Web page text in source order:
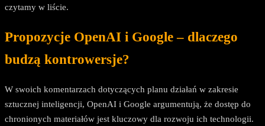
czytamy w liście.
Propozycje OpenAI i Google – dlaczego
budzą kontrowersje?
W swoich komentarzach dotyczących planu działań w zakresie
sztucznej inteligencji, OpenAI i Google argumentują, że dostęp do
chronionych materiałów jest kluczowy dla rozwoju ich technologii.